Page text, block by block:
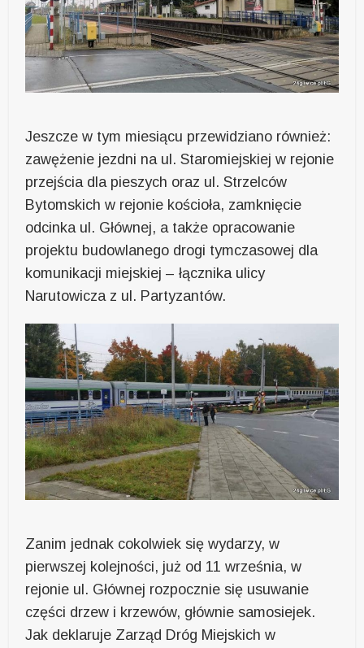
Jeszcze w tym miesiącu przewidziano również:
zawężenie jezdni na ul. Staromiejskiej w rejonie
przejścia dla pieszych oraz ul. Strzelców
Bytomskich w rejonie kościoła, zamknięcie
odcinka ul. Głównej, a także opracowanie
projektu budowlanego drogi tymczasowej dla
komunikacji miejskiej – łącznika ulicy
Narutowicza z ul. Partyzantów.
Zanim jednak cokolwiek się wydarzy, w
pierwszej kolejności, już od 11 września, w
rejonie ul. Głównej rozpocznie się usuwanie
części drzew i krzewów, głównie samosiejek.
Jak deklaruje Zarząd Dróg Miejskich w